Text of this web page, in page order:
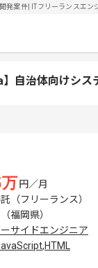
発案件| ITフリーランスエ
】自治体向けシ
万 円／月
（フリーランス）
福岡県）
サイドエンジニア
,HTML